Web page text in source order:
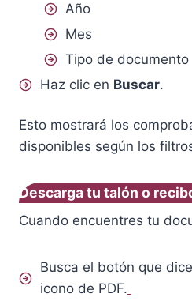
Año
Mes
Tipo de documento
Haz clic en Buscar.
Esto mostrará los
disponibles según los
Descarga tu talón o
Cuando encuentres tu
Busca el botón que dice
icono de PDF.